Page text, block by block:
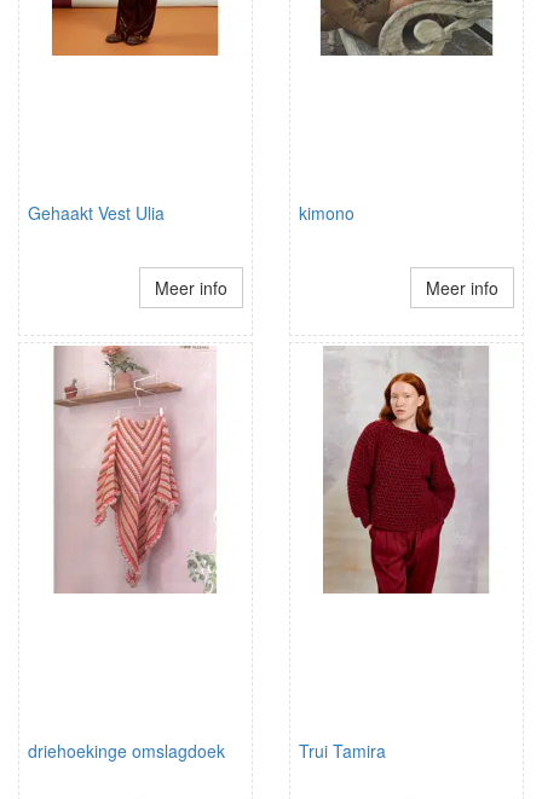
Gehaakt Vest Ulia
Meer info
kimono
Meer info
driehoekinge omslagdoek Trui Tamira